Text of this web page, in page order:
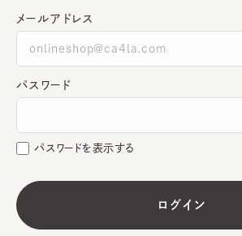
メールアドレス
パスワード
パスワードを表示する